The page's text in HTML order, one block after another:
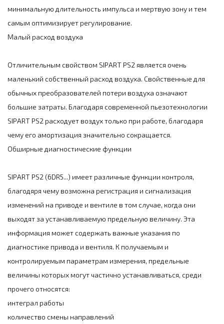
минимальную длительность импульса и мертвую зону и тем
самым оптимизирует регулирование.
Малый расход воздуха
Отличительным свойством SIPART PS2 является очень
маленький собственный расход воздуха. Свойственные для
обычных преобразователей потери воздуха означают
большие затраты. Благодаря современной пьезотехнологии
SIPART PS2 расходует воздух только при работе, благодаря
чему его амортизация значительно сокращается.
Обширные диагностические функции
SIPART PS2 (6DR5...) имеет различные функции контроля,
благодяря чему возможна регистрация и сигнализация
изменений на приводе и вентиле в том случае, когда они
выходят за устанавливаемую предельную величину. Эта
информация может содержать важные указания по
диагностике привода и вентиля. К получаемым и
контролируемым параметрам измерения, предельные
величины которых могут частично устанавливаться, среди
прочего относятся:
интеграл работы
количество смены направлений